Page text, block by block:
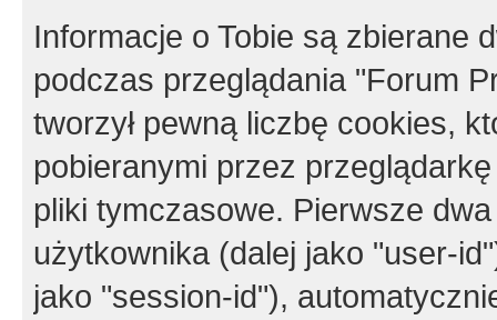
Informacje o Tobie są zbierane
podczas przeglądania "Forum
tworzył pewną liczbę cookies,
pobieranymi przez
pliki tymczasowe. Pierwsze
użytkownika (dalej jako "user-
jako "session-id"),